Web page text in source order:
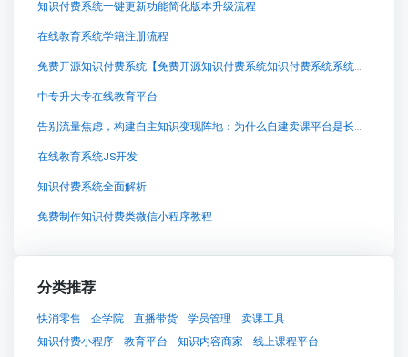
知识付费系统一键更新功能简化版本升级流程
在线教育系统学籍注册流程
免费开源知识付费系统【免费开源知识付费系统知识付费系统系统怎么制作，知识付费系统搭建使用教程】
中专升大专在线教育平台
告别流量焦虑，构建自主知识变现阵地：为什么自建卖课平台是长期主义者的必然选择
在线教育系统JS开发
知识付费系统全面解析
免费制作知识付费类微信小程序教程
分类推荐
快消零售 企学院 直播带货 学员管理
卖课工具
知识付费小程序
教育平台 知识内容商家
线上课程平台